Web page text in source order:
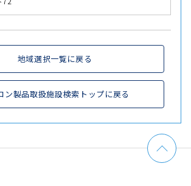
地域選択一覧に戻る
ン製品取扱施設検索トップに戻る